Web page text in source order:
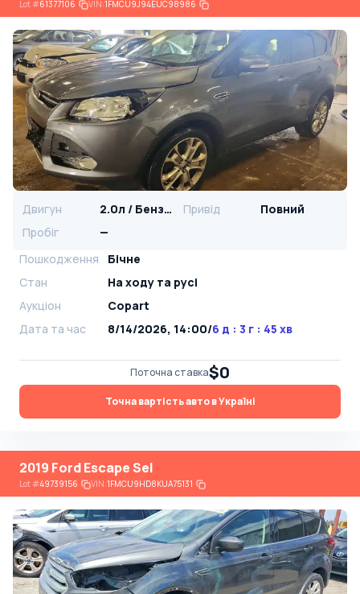
Lot#61377106 VIN:1FMCU9J94EUC98986
Двигун 2.0л / Бензин Привід
Повний
Пробіг
—
Пошкодження
Бічне
Стан
На ​​ходу та русі
Аукціон
Copart
Дата та час
8/14/2026, 14:00/6 д : 3 г : 45 хв
Поточна ставка$0
Точна вартість авто в Україні
2019 Ford Escape Sel
Lot#49739156 VIN:1FMCU9HD8KUA75131